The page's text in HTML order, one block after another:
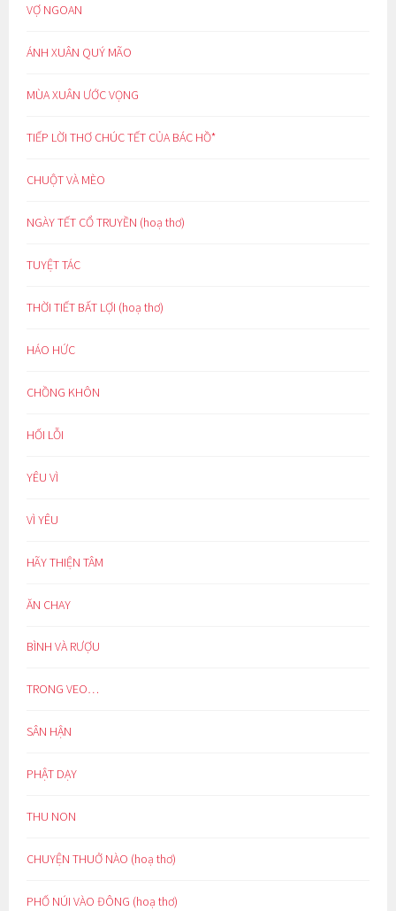
VỢ NGOAN
ÁNH XUÂN QUÝ MÃO
MÙA XUÂN ƯỚC VỌNG
TIẾP LỜI THƠ CHÚC TẾT CỦA BÁC HỒ*
CHUỘT VÀ MÈO
NGÀY TẾT CỔ TRUYỀN (hoạ thơ)
TUYỆT TÁC
THỜI TIẾT BẤT LỢI (hoạ thơ)
HÁO HỨC
CHỒNG KHÔN
HỐI LỖI
YÊU VÌ
VÌ YÊU
HÃY THIỆN TÂM
ĂN CHAY
BÌNH VÀ RƯỢU
TRONG VEO…
SÂN HẬN
PHẬT DẠY
THU NON
CHUYỆN THUỞ NÀO (hoạ thơ)
PHỐ NÚI VÀO ĐÔNG (hoạ thơ)